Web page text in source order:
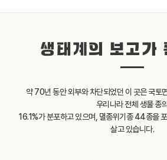
생태계의 보고가
약 70년 동안 외부와 차단되었던 이 곳은 국토
우리나라 전체 생물 종의
16.1%가 분포하고 있으며, 멸종위기종 44종을
살고 있습니다.